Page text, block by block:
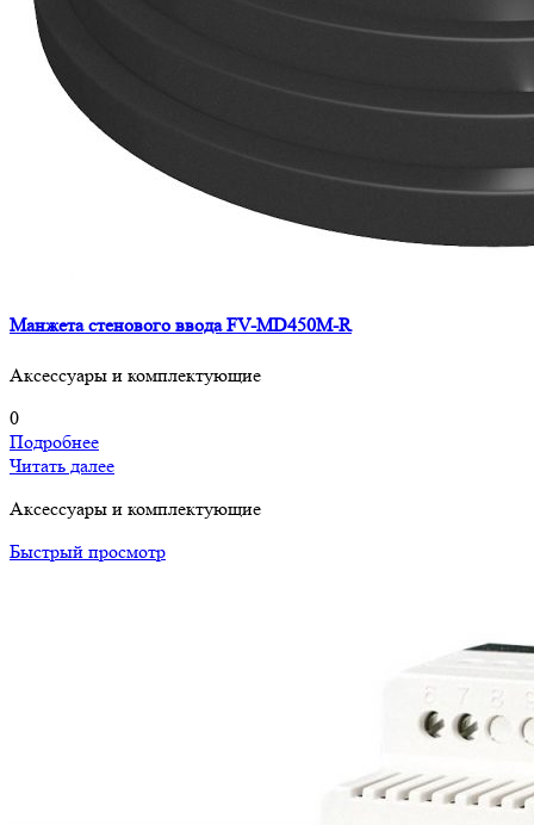
Манжета стенового ввода FV-MD450M-R
Аксессуары и комплектующие
0
Подробнее
Читать далее
Аксессуары и комплектующие
Быстрый просмотр